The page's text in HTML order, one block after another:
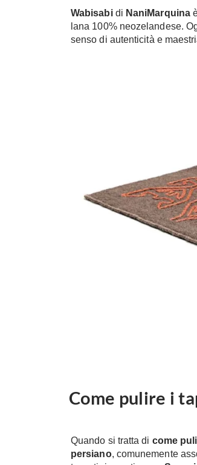
Wabisabi di NaniMarquina
lana 100% neozelandese.
senso di autenticità e
Come pulire i
Quando si tratta di come
persiano, comunemente